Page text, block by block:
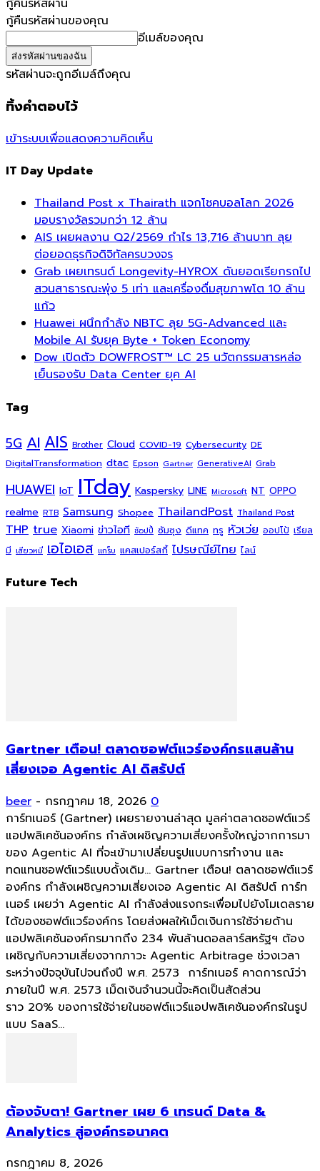
กู้คืนรหัสผ่าน
กู้คืนรหัสผ่านของคุณ
อีเมล์ของคุณ
รหัสผ่านจะถูกอีเมล์ถึงคุณ
ทิ้งคำตอบไว้
เข้าระบบเพื่อแสดงความคิดเห็น
IT Day Update
Thailand Post x Thairath แจกโชคบอลโลก 2026
มอบรางวัลรวมกว่า 12 ล้าน
AIS เผยผลงาน Q2/2569 กำไร 13,716 ล้านบาท ลุย
ต่อยอดธุรกิจดิจิทัลครบวงจร
Grab เผยเทรนด์ Longevity-HYROX ดันยอดเรียกรถไป
สวนสาธารณะพุ่ง 5 เท่า และเครื่องดื่มสุขภาพโต 10 ล้าน
แก้ว
Huawei ผนึกกำลัง NBTC ลุย 5G-Advanced และ
Mobile AI รับยุค Byte + Token Economy
Dow เปิดตัว DOWFROST™ LC 25 นวัตกรรมสารหล่อ
เย็นรองรับ Data Center ยุค AI
Tag
5G AI AIS Brother Cloud COVID-19 Cybersecurity DE
DigitalTransformation dtac Epson Gartner GenerativeAI Grab
HUAWEI IoT ITday Kaspersky LINE Microsoft NT OPPO
realme RTB Samsung Shopee ThailandPost Thailand Post
THP true Xiaomi ข่าวไอที ช้อปปี้ ซัมซุง ดีแทค ทรู หัวเว่ย ออปโป้ เรียล
มี เสียวหมี่ เอไอเอส แกร็บ แคสเปอร์สกี้ ไปรษณีย์ไทย ไลน์
Future Tech
Gartner เตือน! ตลาดซอฟต์แวร์องค์กรแสนล้าน
เสี่ยงเจอ Agentic AI ดิสรัปต์
beer - กรกฎาคม 18, 2026 0
การ์ทเนอร์ (Gartner) เผยรายงานล่าสุด มูลค่าตลาดซอฟต์แวร์
แอปพลิเคชันองค์กร กำลังเผชิญความเสี่ยงครั้งใหญ่จากการมา
ของ Agentic AI ที่จะเข้ามาเปลี่ยนรูปแบบการทำงาน และ
ทดแทนซอฟต์แวร์แบบดั้งเดิม... Gartner เตือน! ตลาดซอฟต์แวร์
องค์กร กำลังเผชิญความเสี่ยงเจอ Agentic AI ดิสรัปต์ การ์ท
เนอร์ เผยว่า Agentic AI กำลังส่งแรงกระเพื่อมไปยังโมเดลราย
ได้ของซอฟต์แวร์องค์กร โดยส่งผลให้เม็ดเงินการใช้จ่ายด้าน
แอปพลิเคชันองค์กรมากถึง 234 พันล้านดอลลาร์สหรัฐฯ ต้อง
เผชิญกับความเสี่ยงจากภาวะ Agentic Arbitrage ช่วงเวลา
ระหว่างปัจจุบันไปจนถึงปี พ.ศ. 2573 การ์ทเนอร์ คาดการณ์ว่า
ภายในปี พ.ศ. 2573 เม็ดเงินจำนวนนี้จะคิดเป็นสัดส่วน
ราว 20% ของการใช้จ่ายในซอฟต์แวร์แอปพลิเคชันองค์กรในรูป
แบบ SaaS...
ต้องจับตา! Gartner เผย 6 เทรนด์ Data &
Analytics สู่องค์กรอนาคต
กรกฎาคม 8, 2026